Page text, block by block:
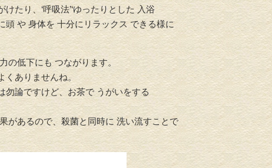
たり、‘呼吸法’‘ゆったりとした 入浴
頭 や 身体を 十分にリラックス できる様に
の低下にも つながります。
ありませんね。
勿論ですけど、お茶で うがいをする
があるので、殺菌と同時に 洗い流すことで